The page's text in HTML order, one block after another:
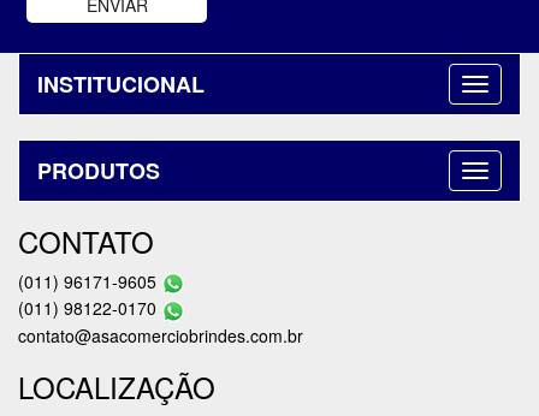
INSTITUCIONAL
PRODUTOS
CONTATO
(011) 96171-9605
(011) 98122-0170
contato@asacomerciobrindes.com.br
LOCALIZAÇÃO